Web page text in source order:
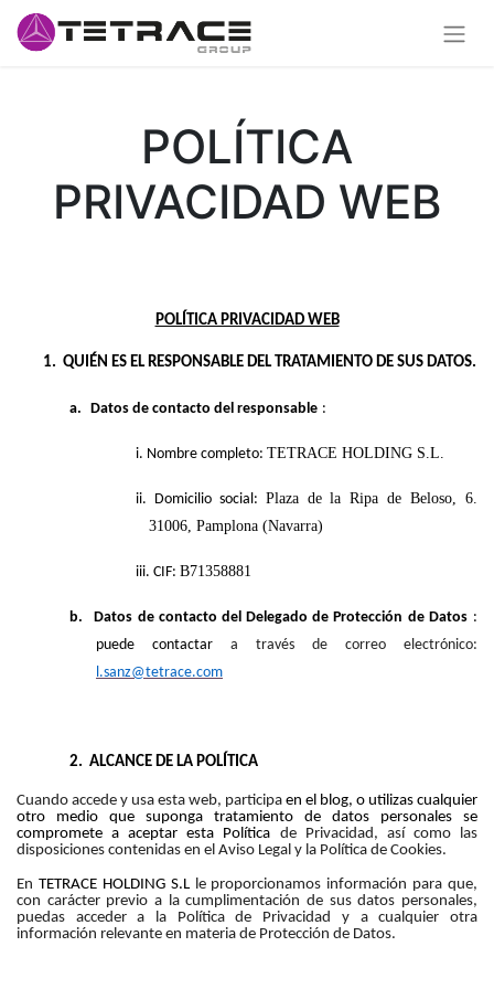
POLÍTICA
PRIVACIDAD WEB
POLÍTICA PRIVACIDAD WEB
1. QUIÉN ES EL RESPONSABLE DEL TRATAMIENTO DE SUS DATOS.
a. Datos de contacto del responsable :
i. Nombre completo: TETRACE HOLDING S.L.
ii. Domicilio social: Plaza de la Ripa de Beloso, 6.
31006, Pamplona (Navarra)
iii. CIF: B71358881
b. Datos de contacto del Delegado de Protección de Datos :
puede contactar a través de correo electrónico:
l.sanz@tetrace.com
2. ALCANCE DE LA POLÍTICA
Cuando accede y usa esta web, participa en el blog, o utilizas cualquier
otro medio que suponga tratamiento de datos personales se
compromete a aceptar esta Política de Privacidad, así como las
disposiciones contenidas en el Aviso Legal y la Política de Cookies.
En TETRACE HOLDING S.L le proporcionamos información para que,
con carácter previo a la cumplimentación de sus datos personales,
puedas acceder a la Política de Privacidad y a cualquier otra
información relevante en materia de Protección de Datos.